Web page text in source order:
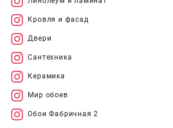
Кровля и фасад
Двери
Сантехника
Керамика
Мир обоев
Обои Фабричная 2